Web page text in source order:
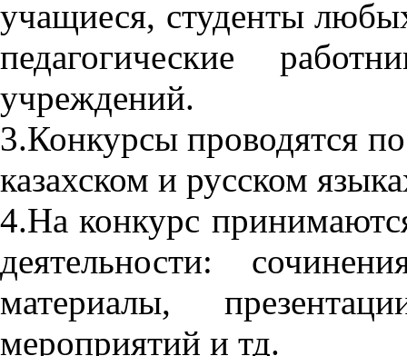
учащиеся, студенты
педагогические
учреждений.
3.Конкурсы проводятся
казахском и русском
4.На конкурс
деятельности:
материалы,
мероприятий и тд.